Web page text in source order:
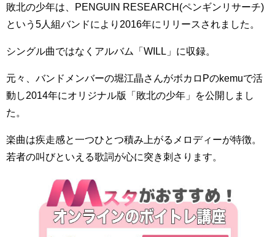
敗北の少年は、PENGUIN RESEARCH(ペンギンリサーチ)
という5人組バンドにより2016年にリリースされました。
シングル曲ではなくアルバム「WILL」に収録。
元々、バンドメンバーの堀江晶さんがボカロPのkemuで活
動し2014年にオリジナル版「敗北の少年」を公開しまし
た。
楽曲は疾走感と一つひとつ積み上がるメロディーが特徴。
若者の叫びといえる歌詞が心に突き刺さります。